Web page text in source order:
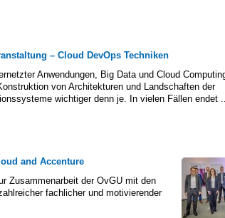
– Cloud DevOps Techniken
Anwendungen, Big Data und Cloud
von Architekturen und Landschaften der
wichtiger denn je. In vielen Fällen endet
and Accenture
Zusammenarbeit der OvGU mit den
fachlicher und motivierender